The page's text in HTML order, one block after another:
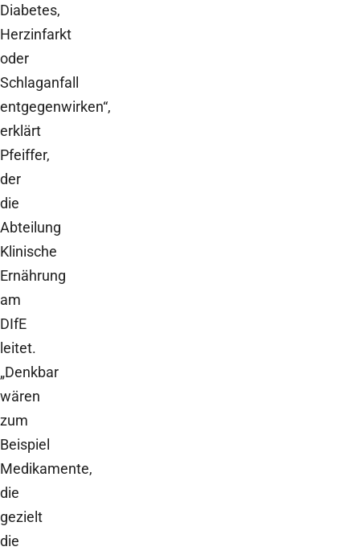
Diabetes,
Herzinfarkt
oder
Schlaganfall
entgegenwirken“,
erklärt
Pfeiffer,
der
die
Abteilung
Klinische
Ernährung
am
DIfE
leitet.
„Denkbar
wären
zum
Beispiel
Medikamente,
die
gezielt
die